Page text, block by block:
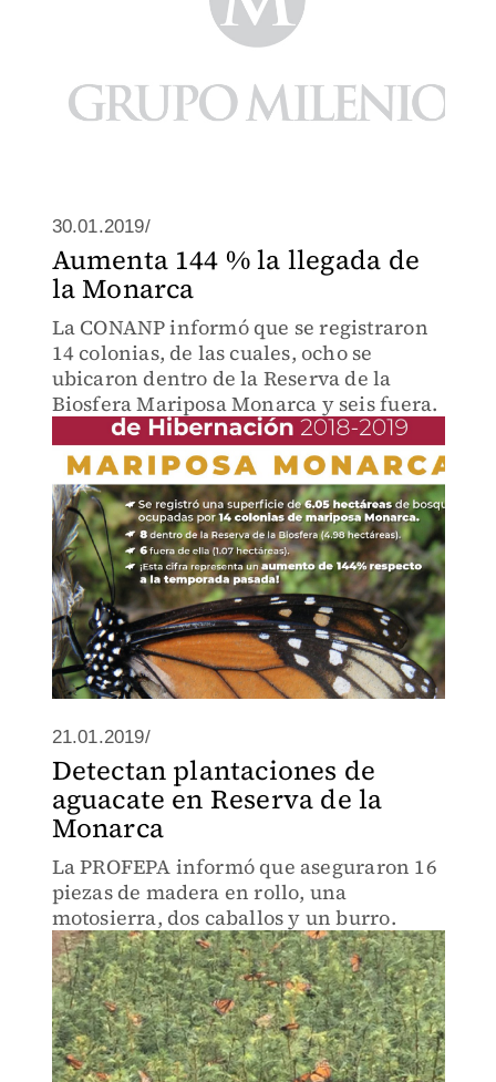
30.01.2019/
Aumenta 144 % la llegada de
la Monarca
La CONANP informó que se registraron
14 colonias, de las cuales, ocho se
ubicaron dentro de la Reserva de la
Biosfera Mariposa Monarca y seis fuera.
21.01.2019/
Detectan plantaciones de
aguacate en Reserva de la
Monarca
La PROFEPA informó que aseguraron 16
piezas de madera en rollo, una
motosierra, dos caballos y un burro.